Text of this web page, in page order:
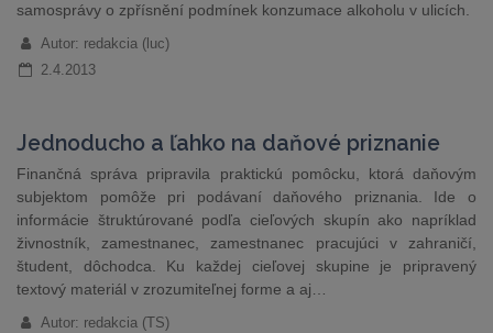
samosprávy o zpřísnění podmínek konzumace alkoholu v ulicích.
Autor: redakcia (luc)
2.4.2013
Jednoducho a ľahko na daňové priznanie
Finančná správa pripravila praktickú pomôcku, ktorá daňovým
subjektom pomôže pri podávaní daňového priznania. Ide o
informácie štruktúrované podľa cieľových skupín ako napríklad
živnostník, zamestnanec, zamestnanec pracujúci v zahraničí,
študent, dôchodca. Ku každej cieľovej skupine je pripravený
textový materiál v zrozumiteľnej forme a aj…
Autor: redakcia (TS)